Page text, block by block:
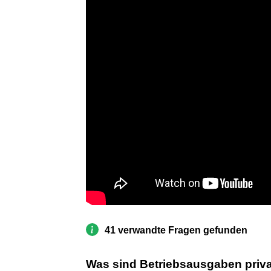
41 verwandte Fragen gefunden
Was sind Betriebsausgaben